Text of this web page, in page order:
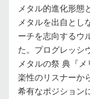
メタル的進化形態
メタルを出自とし
ーチを志向するウ
た。プログレッシ
メタルの祭 典『
楽性のリスナーか
希有なポジション